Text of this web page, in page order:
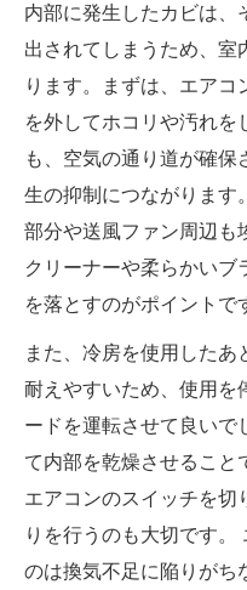
内部に発生したカビは、
出されてしまうため、室
ります。まずは、エアコ
を外してホコリや汚れを
も、空気の通り道が確保
生の抑制につながります
部分や送風ファン周辺も
クリーナーや柔らかいブ
を落とすのがポイントで
また、冷房を使用したあ
耐えやすいため、使用を
ードを運転させて良いで
て内部を乾燥させること
エアコンのスイッチを切
りを行うのも大切です。
のは換気不足に陥りがち